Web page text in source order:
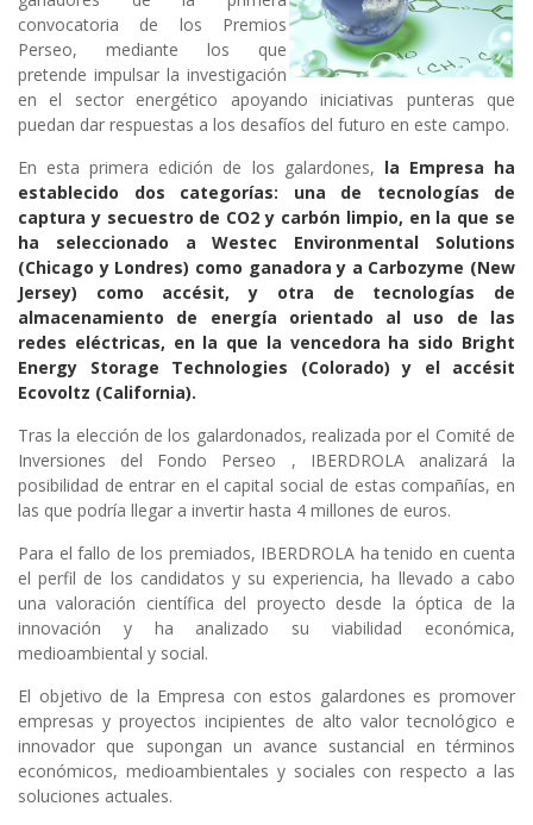
convocatoria de los Premios
Perseo, mediante los que
pretende impulsar la investigación
en el sector energético apoyando iniciativas punteras que
puedan dar respuestas a los desafíos del futuro en este campo.
En esta primera edición de los galardones, la Empresa ha
establecido dos categorías: una de tecnologías de
captura y secuestro de CO2 y carbón limpio, en la que se
ha seleccionado a Westec Environmental Solutions
(Chicago y Londres) como ganadora y a Carbozyme (New
Jersey) como accésit, y otra de tecnologías de
almacenamiento de energía orientado al uso de las
redes eléctricas, en la que la vencedora ha sido Bright
Energy Storage Technologies (Colorado) y el accésit
Ecovoltz (California).
Tras la elección de los galardonados, realizada por el Comité de
Inversiones del Fondo Perseo , IBERDROLA analizará la
posibilidad de entrar en el capital social de estas compañías, en
las que podría llegar a invertir hasta 4 millones de euros.
Para el fallo de los premiados, IBERDROLA ha tenido en cuenta
el perfil de los candidatos y su experiencia, ha llevado a cabo
una valoración científica del proyecto desde la óptica de la
innovación y ha analizado su viabilidad económica,
medioambiental y social.
El objetivo de la Empresa con estos galardones es promover
empresas y proyectos incipientes de alto valor tecnológico e
innovador que supongan un avance sustancial en términos
económicos, medioambientales y sociales con respecto a las
soluciones actuales.